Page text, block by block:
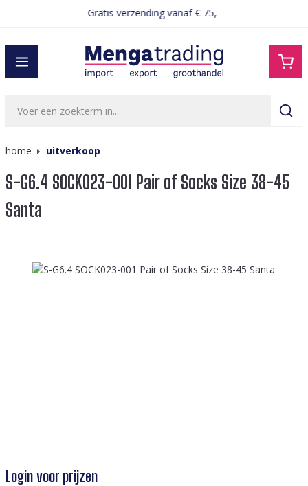
Gratis verzending vanaf € 75,-
home uitverkoop
S-G6.4 SOCK023-001 Pair of Socks Size 38-45
Santa
Afbeeldingengalerij overslaan
Login voor prijzen